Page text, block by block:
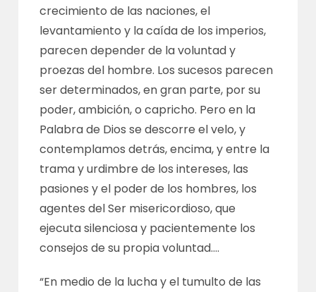
crecimiento de las naciones, el
levantamiento y la caída de los imperios,
parecen depender de la voluntad y
proezas del hombre. Los sucesos parecen
ser determinados, en gran parte, por su
poder, ambición, o capricho. Pero en la
Palabra de Dios se descorre el velo, y
contemplamos detrás, encima, y entre la
trama y urdimbre de los intereses, las
pasiones y el poder de los hombres, los
agentes del Ser misericordioso, que
ejecuta silenciosa y pacientemente los
consejos de su propia voluntad….
“En medio de la lucha y el tumulto de las